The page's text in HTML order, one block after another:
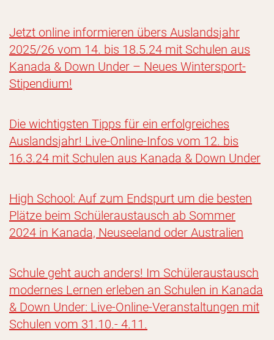
Jetzt online informieren übers Auslandsjahr
2025/26 vom 14. bis 18.5.24 mit Schulen aus
Kanada & Down Under – Neues Wintersport-
Stipendium!
Die wichtigsten Tipps für ein erfolgreiches
Auslandsjahr! Live-Online-Infos vom 12. bis
16.3.24 mit Schulen aus Kanada & Down Under
High School: Auf zum Endspurt um die besten
Plätze beim Schüleraustausch ab Sommer
2024 in Kanada, Neuseeland oder Australien
Schule geht auch anders! Im Schüleraustausch
modernes Lernen erleben an Schulen in Kanada
& Down Under: Live-Online-Veranstaltungen mit
Schulen vom 31.10.- 4.11.